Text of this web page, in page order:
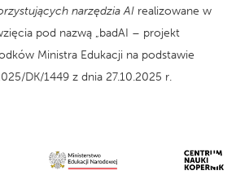
narzędzia AI realizowane w
pod nazwą „badAI – projekt
Ministra Edukacji na podstawie
DK/1449 z dnia 27.10.2025 r.